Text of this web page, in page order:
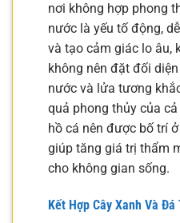
nơi không hợp phong
nước là yếu tố động,
và tạo cảm giác lo âu,
không nên đặt đối
nước và lửa tương
quả phong thủy của
hồ cá nên được bố trí
giúp tăng giá trị thẩm
cho không gian sống.
Kết Hợp Cây Xanh Và Đá